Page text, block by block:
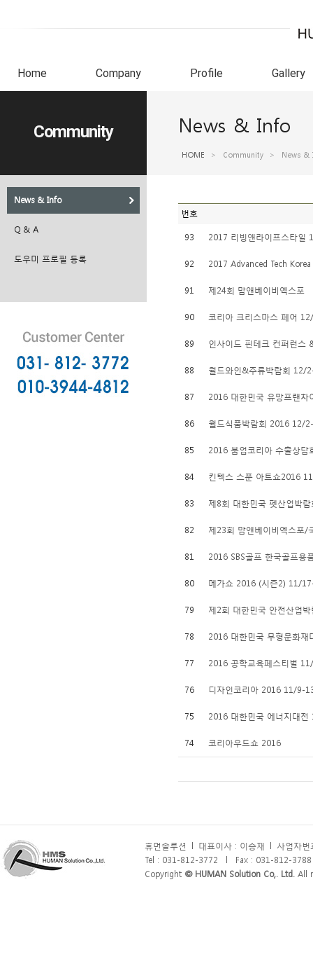
Home Company Profile Gallery
Community
News & Info
Q & A
도우미 프로필 등록
News & Info
HOME > Community > News &
번호
93 2017 리빙앤라이프스타일
92 2017 Advanced Tech Korea
91 제24회 맘앤베이비엑스포
90 코리아 크리스마스 페어
89 인사이드 핀테크 컨퍼런스
88 월드와인&주류박람회 12/
87 2016 대한민국 유망프랜차
86 월드식품박람회 2016 12/
85 2016 붐업코리아 수출상담
84 킨텍스 스푼 아트쇼2016
83 제8회 대한민국 펫산업박
82 제23회 맘앤베이비엑스포/
81 2016 SBS골프 한국골프용
80 메가쇼 2016 (시즌2) 11/
79 제2회 대한민국 안전산업
78 2016 대한민국 무형문화
77 2016 공학교육페스티벌
76 디자인코리아 2016 11/9-
75 2016 대한민국 에너지대전
74 코리아우드쇼 2016
휴먼솔루션 대표이사 : 이승재
사업자
Tel : 031-812-3772
Fax : 031-812-3788
Copyright © HUMAN Solution Co,. Ltd. All